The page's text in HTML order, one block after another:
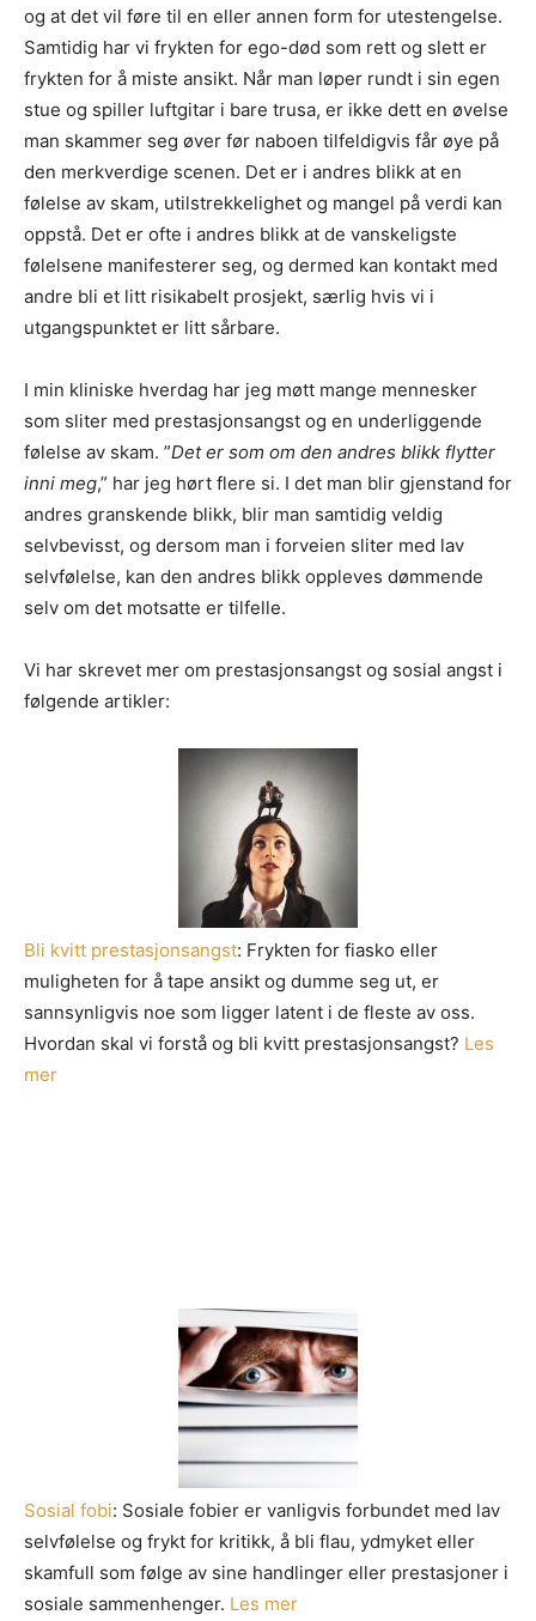
og at det vil føre til en eller annen form for utestengelse.
Samtidig har vi frykten for ego-død som rett og slett er
frykten for å miste ansikt. Når man løper rundt i sin egen
stue og spiller luftgitar i bare trusa, er ikke dett en øvelse
man skammer seg øver før naboen tilfeldigvis får øye på
den merkverdige scenen. Det er i andres blikk at en
følelse av skam, utilstrekkelighet og mangel på verdi kan
oppstå. Det er ofte i andres blikk at de vanskeligste
følelsene manifesterer seg, og dermed kan kontakt med
andre bli et litt risikabelt prosjekt, særlig hvis vi i
utgangspunktet er litt sårbare.
I min kliniske hverdag har jeg møtt mange mennesker
som sliter med prestasjonsangst og en underliggende
følelse av skam. ”Det er som om den andres blikk flytter
inni meg,” har jeg hørt flere si. I det man blir gjenstand for
andres granskende blikk, blir man samtidig veldig
selvbevisst, og dersom man i forveien sliter med lav
selvfølelse, kan den andres blikk oppleves dømmende
selv om det motsatte er tilfelle.
Vi har skrevet mer om prestasjonsangst og sosial angst i
følgende artikler:
Bli kvitt prestasjonsangst: Frykten for fiasko eller
muligheten for å tape ansikt og dumme seg ut, er
sannsynligvis noe som ligger latent i de fleste av oss.
Hvordan skal vi forstå og bli kvitt prestasjonsangst? Les
mer
Sosial fobi: Sosiale fobier er vanligvis forbundet med lav
selvfølelse og frykt for kritikk, å bli flau, ydmyket eller
skamfull som følge av sine handlinger eller prestasjoner i
sosiale sammenhenger. Les mer